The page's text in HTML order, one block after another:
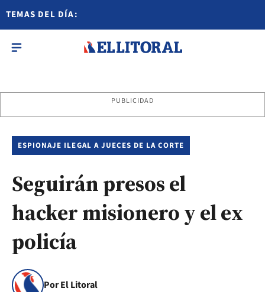
TEMAS DEL DÍA:
PUBLICIDAD
ESPIONAJE ILEGAL A JUECES DE LA CORTE
Seguirán presos el
hacker misionero y el ex
policía
Por El Litoral